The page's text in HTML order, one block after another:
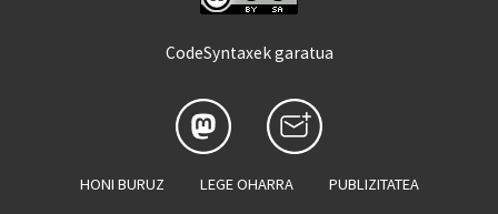
CodeSyntaxek garatua
HONI BURUZ LEGE OHARRA PUBLIZITATEA